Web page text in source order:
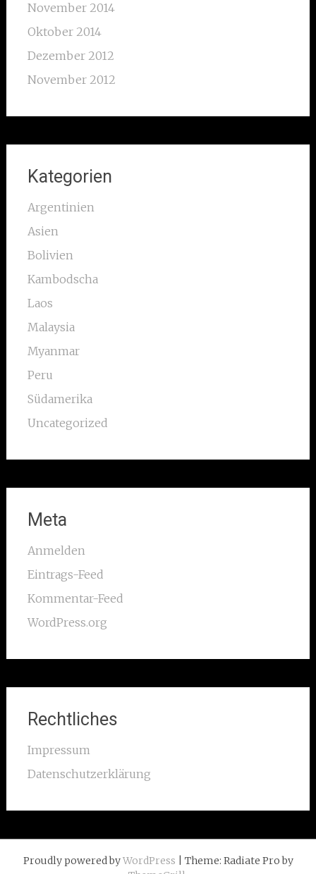
November 2014
Oktober 2014
Dezember 2012
November 2012
Kategorien
Argentinien
Asien
Bolivien
Kambodscha
Laos
Malaysia
Myanmar
Peru
Südamerika
Uncategorized
Meta
Anmelden
Eintrags-Feed
Kommentar-Feed
WordPress.org
Rechtliches
Impressum
Datenschutzerklärung
Proudly powered byWordPress | Theme: Radiate Pro by